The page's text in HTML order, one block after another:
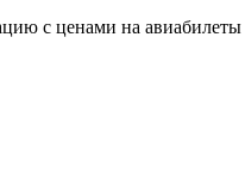
с ценами на авиабилеты